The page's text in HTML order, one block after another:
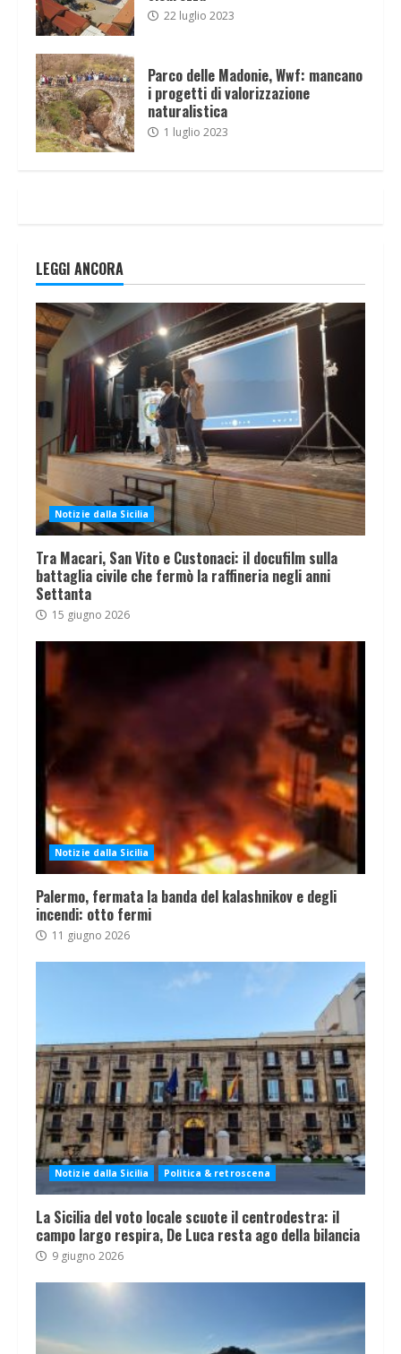
22 luglio 2023
Parco delle Madonie, Wwf: mancano
i progetti di valorizzazione
naturalistica
1 luglio 2023
LEGGI ANCORA
Notizie dalla Sicilia
Tra Macari, San Vito e Custonaci: il docufilm sulla
battaglia civile che fermò la raffineria negli anni
Settanta
15 giugno 2026
Notizie dalla Sicilia
Palermo, fermata la banda del kalashnikov e degli
incendi: otto fermi
11 giugno 2026
Notizie dalla Sicilia Politica & retroscena
La Sicilia del voto locale scuote il centrodestra: il
campo largo respira, De Luca resta ago della bilancia
9 giugno 2026